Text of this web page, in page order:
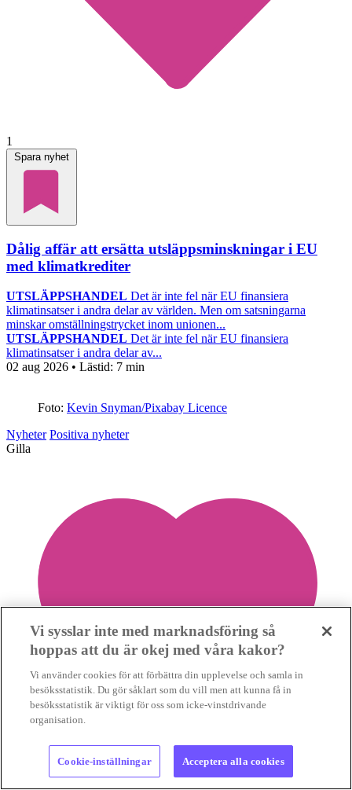
1
Spara nyhet
Dålig affär att ersätta utsläppsminskningar i EU
med klimatkrediter
UTSLÄPPSHANDEL Det är inte fel när EU finansiera
klimatinsatser i andra delar av världen. Men om satsningarna
minskar omställningstrycket inom unionen...
UTSLÄPPSHANDEL Det är inte fel när EU finansiera
klimatinsatser i andra delar av...
02 aug 2026 • Lästid: 7 min
Foto: Kevin Snyman/Pixabay Licence
Nyheter Positiva nyheter
Gilla
Vi sysslar inte med marknadsföring så
hoppas att du är okej med våra kakor?
Vi använder cookies för att förbättra din upplevelse och samla in
besöksstatistik. Du gör såklart som du vill men att kunna få in
besöksstatistik är viktigt för oss som icke-vinstdrivande
organisation.
Cookie-inställningar Acceptera alla cookies